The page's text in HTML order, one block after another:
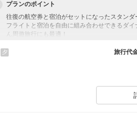
プランのポイント
往復の航空券と宿泊がセットになったスタンダ
フライトと宿泊を自由に組み合わせできるダ
ん周遊旅行にも最適！
フライトは、安心のJAL（またはJALグループ
オプションでレンタカーや現地交通・体験プ
ホテル客室利用の際、寝具を利用されず添い
夕 旅行代